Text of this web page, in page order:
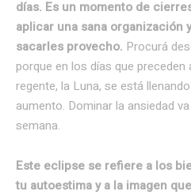
días. Es un momento de
aplicar una sana organización
sacarles provecho. Procurá
porque en los días que
regente, la Luna, se está
aumento. Dominar la ansiedad
semana.
Este eclipse se refiere a los
tu autoestima y a la imagen